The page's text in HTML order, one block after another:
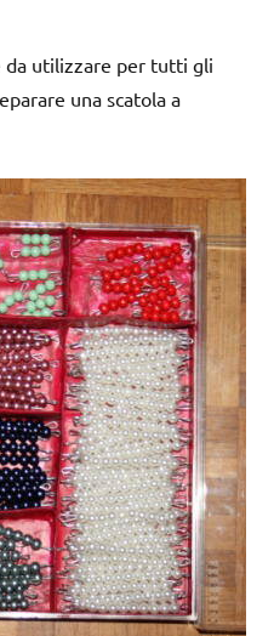
utilizzare per tutti gli
una scatola a